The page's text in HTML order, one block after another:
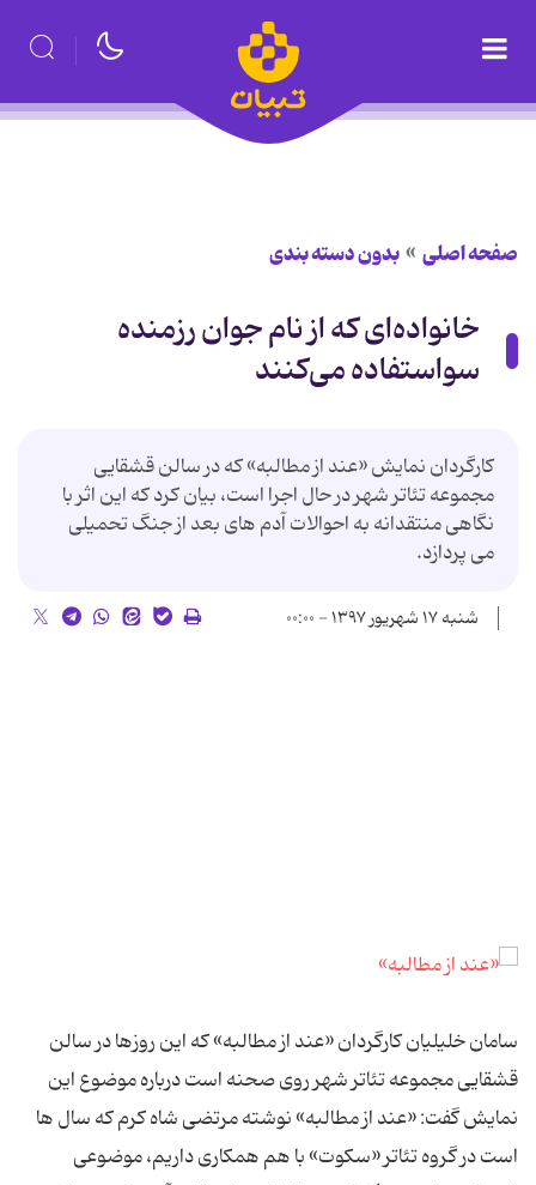
صفحه اصلی بدون دسته بندی
خانواده‌ای که از نام جوان رزمنده
سواستفاده می‌کنند
کارگردان نمایش «عند از مطالبه» که در سالن قشقایی
مجموعه تئاتر شهر در حال اجرا است، بیان کرد که این اثر با
نگاهی منتقدانه به احوالات آدم های بعد از جنگ تحمیلی
می پردازد.
شنبه ۱۷ شهریور ۱۳۹۷ - ۰۰:۰۰
سامان خلیلیان کارگردان «عند از مطالبه» که این روزها در سالن
قشقایی مجموعه تئاتر شهر روی صحنه است درباره موضوع این
نمایش گفت: «عند از مطالبه» نوشته مرتضی شاه کرم که سال ها
است در گروه تئاتر «سکوت» با هم همکاری داریم، موضوعی